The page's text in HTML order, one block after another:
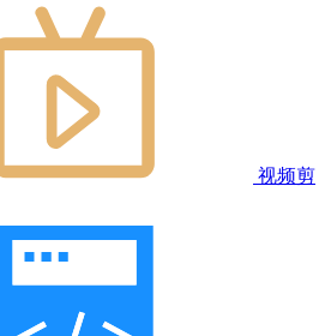
视频剪